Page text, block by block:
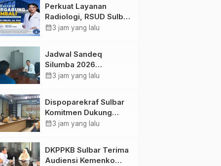
dalam Pemenuhan Gizi
Perkuat Layanan
Radiologi, RSUD Sulbar
Sambut Kembali dr. Iis
calendar_month3 jam yang lalu
Jadwal Sandeq
Silumba 2026
Disesuaikan,
Tetap Dimatangkan
calendar_month3 jam yang lalu
Dispoparekraf Sulbar
Komitmen Dukung
Penyusunan RAD
calendar_month3 jam yang lalu
DKPPKB Sulbar Terima
Audiensi Kemenko